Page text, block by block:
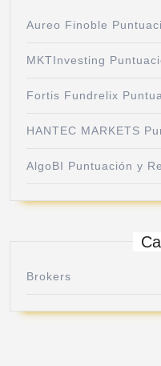
Aureo Finoble
MKTInvesting
Fortis Fundrelix
HANTEC MARKETS
AlgoBI Puntuación y
Brokers